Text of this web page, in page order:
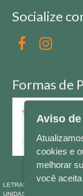
Socialize
Formas de
LETRAS & CIA - CNPJ n°
UNIDAS , 2001 - Lojas
Aviso
cookies e
melhorar
você